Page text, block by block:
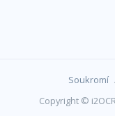
Soukromí
Copyright ©